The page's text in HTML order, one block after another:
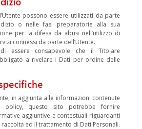
possono essere utilizzati da parte
o nelle fasi preparatorie alla sua
per la difesa da abusi nell’utilizzo di
connessi da parte dell’Utente.
di essere consapevole che il Titolare
a rivelare i Dati per ordine delle
in aggiunta alle informazioni contenute
policy, questo sito potrebbe fornire
aggiuntive e contestuali riguardanti
raccolta ed il trattamento di Dati Personali.